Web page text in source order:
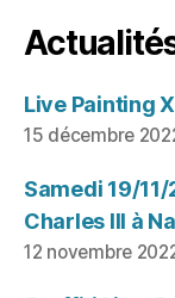
Live Painting
15 décembre
Samedi 19/
Charles III à
12 novembre